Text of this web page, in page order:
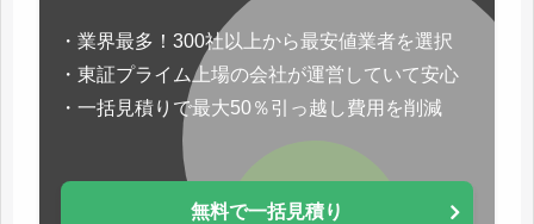
・業界最多！300社以上から最安値業者を選択
・東証プライム上場の会社が運営していて安心
・一括見積りで最大50％引っ越し費用を削減
無料で一括見積り